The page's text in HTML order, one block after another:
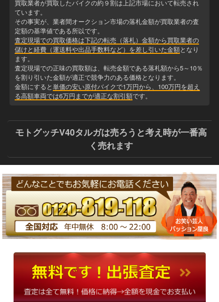
買取業者が買取したバイクの約９割は上記市場において転売され
ています。
その事実が、業者間オークション市場の落札金額が買取業者の査
定額の基準値である所以です。
査定現場での買取価格は下記の転売（落札）金額から買取業者の
儲けと経費（運送料や出品手数料など）を差し引いた金額となり
ます。
査定現場での正味の買取額は、転売金額である落札額から5～10％
を割り引いた金額が適正で競争力のある価格となります。
金額にすると単価の安い原付バイクで1万円から、100万円を超え
る高額車両では6万円までが適正な割引額です。
モトグッチV40タルガは売ろうと考え時が一番高
く売れます